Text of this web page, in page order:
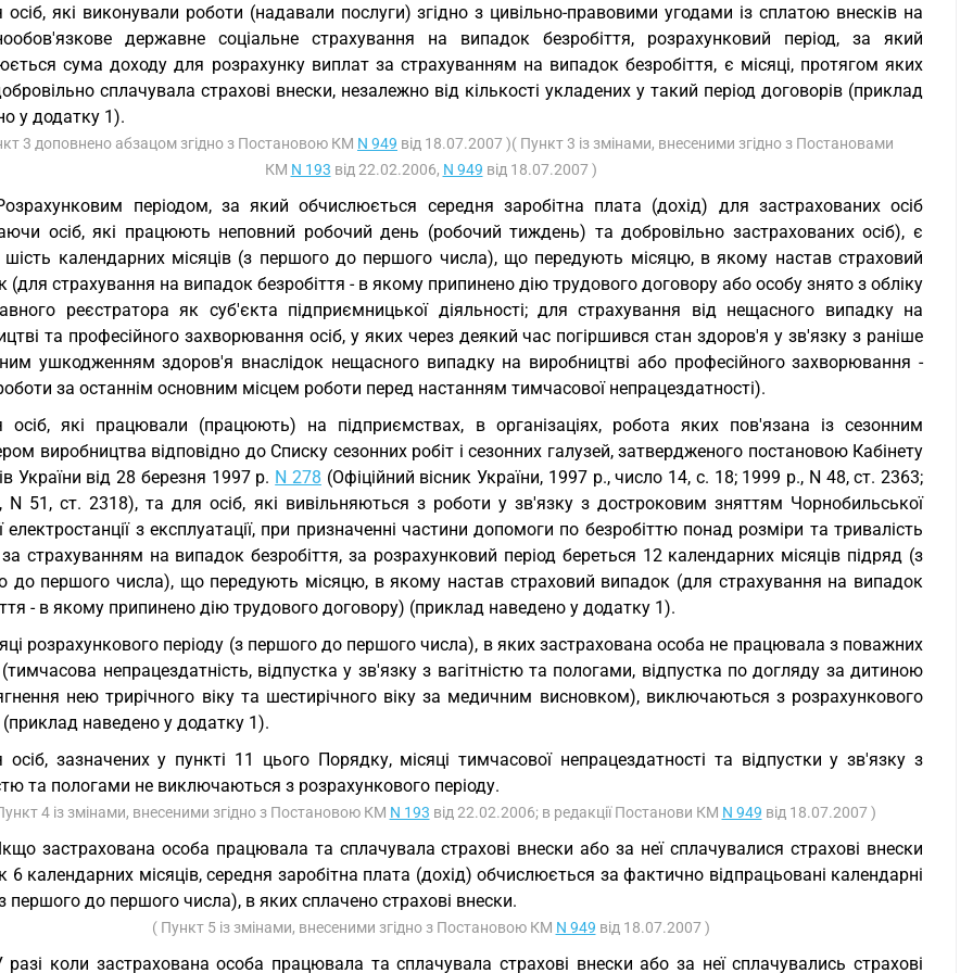
осіб, які виконували роботи (надавали послуги) згідно з цивільно-правовими угодами із сплатою внесків на
державне соціальне страхування на випадок безробіття, розрахунковий період, за який
сума доходу для розрахунку виплат за страхуванням на випадок безробіття, є місяці, протягом яких
сплачувала страхові внески, незалежно від кількості укладених у такий період договорів (приклад
у додатку 1).
3 доповнено абзацом згідно з Постановою КМ N 949 від 18.07.2007 )( Пункт 3 із змінами, внесеними згідно з Постановами
КМ N 193 від 22.02.2006, N 949 від 18.07.2007 )
періодом, за який обчислюється середня заробітна плата (дохід) для застрахованих осіб
осіб, які працюють неповний робочий день (робочий тиждень) та добровільно застрахованих осіб), є
шість календарних місяців (з першого до першого числа), що передують місяцю, в якому настав страховий
(для страхування на випадок безробіття - в якому припинено дію трудового договору або особу знято з обліку
реєстратора як суб'єкта підприємницької діяльності; для страхування від нещасного випадку на
та професійного захворювання осіб, у яких через деякий час погіршився стан здоров'я у зв'язку з раніше
ушкодженням здоров'я внаслідок нещасного випадку на виробництві або професійного захворювання -
за останнім основним місцем роботи перед настанням тимчасової непрацездатності).
осіб, які працювали (працюють) на підприємствах, в організаціях, робота яких пов'язана із сезонним
виробництва відповідно до Списку сезонних робіт і сезонних галузей, затвердженого постановою Кабінету
України від 28 березня 1997 р. N 278 (Офіційний вісник України, 1997 р., число 14, с. 18; 1999 р., N 48, ст. 2363;
N 51, ст. 2318), та для осіб, які вивільняються з роботи у зв'язку з достроковим зняттям Чорнобильської
електростанції з експлуатації, при призначенні частини допомоги по безробіттю понад розміри та тривалість
страхуванням на випадок безробіття, за розрахунковий період береться 12 календарних місяців підряд (з
до першого числа), що передують місяцю, в якому настав страховий випадок (для страхування на випадок
- в якому припинено дію трудового договору) (приклад наведено у додатку 1).
розрахункового періоду (з першого до першого числа), в яких застрахована особа не працювала з поважних
непрацездатність, відпустка у зв'язку з вагітністю та пологами, відпустка по догляду за дитиною
нею трирічного віку та шестирічного віку за медичним висновком), виключаються з розрахункового
(приклад наведено у додатку 1).
осіб, зазначених у пункті 11 цього Порядку, місяці тимчасової непрацездатності та відпустки у зв'язку з
та пологами не виключаються з розрахункового періоду.
4 із змінами, внесеними згідно з Постановою КМ N 193 від 22.02.2006; в редакції Постанови КМ N 949 від 18.07.2007 )
застрахована особа працювала та сплачувала страхові внески або за неї сплачувалися страхові внески
6 календарних місяців, середня заробітна плата (дохід) обчислюється за фактично відпрацьовані календарні
першого до першого числа), в яких сплачено страхові внески.
( Пункт 5 із змінами, внесеними згідно з Постановою КМ N 949 від 18.07.2007 )
разі коли застрахована особа працювала та сплачувала страхові внески або за неї сплачувались страхові